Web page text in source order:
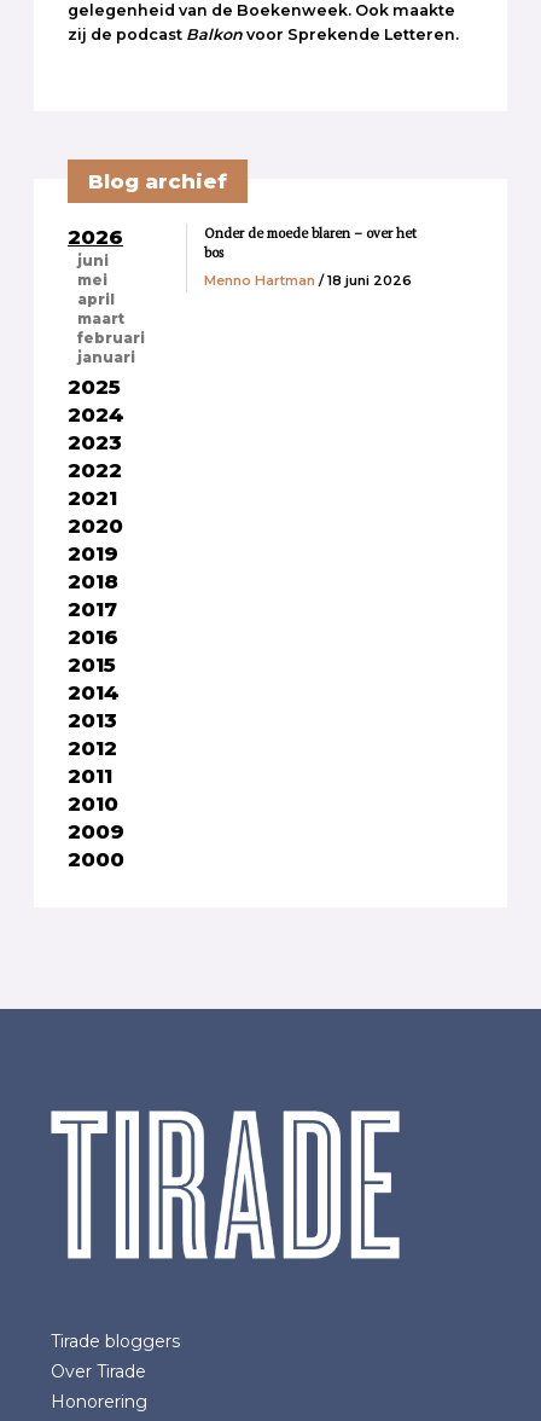
gelegenheid van de Boekenweek. Ook maakte
zij de podcast Balkon voor Sprekende Letteren.
Blog archief
2026
juni
mei
april
maart
februari
januari
2025
2024
2023
2022
2021
2020
2019
2018
2017
2016
2015
2014
2013
2012
2011
2010
2009
2000
Onder de moede blaren – over het
bos
Menno Hartman / 18 juni 2026
Tirade bloggers
Over Tirade
Honorering